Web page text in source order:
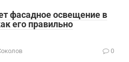
фасадное освещение в
его правильно
0